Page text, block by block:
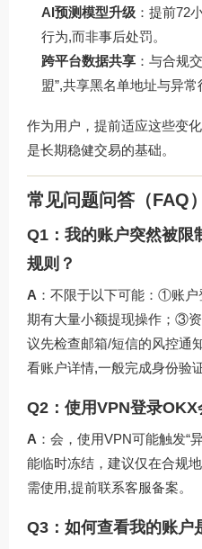
AI预测模型升级 ：提前72
行为,而非事后处罚。
跨平台数据共享 ：与合规
盟”,共享黑名单地址与异常
作为用户，提前适应这些变
是长期稳健交易的基础。
常见问题问答（FAQ）
Q1：我的账户突然被限
规则？
A ：不限于以下可能：①账
期有大量小额提现操作；③
议先检查邮箱/短信的风控通
看账户详情,一般完成身份验
Q2：使用VPN登录OKX
A ：会，使用VPN可能触发“
能临时冻结，建议仅在合规
需使用,提前联系客服备案。
Q3：如何查看我的账户